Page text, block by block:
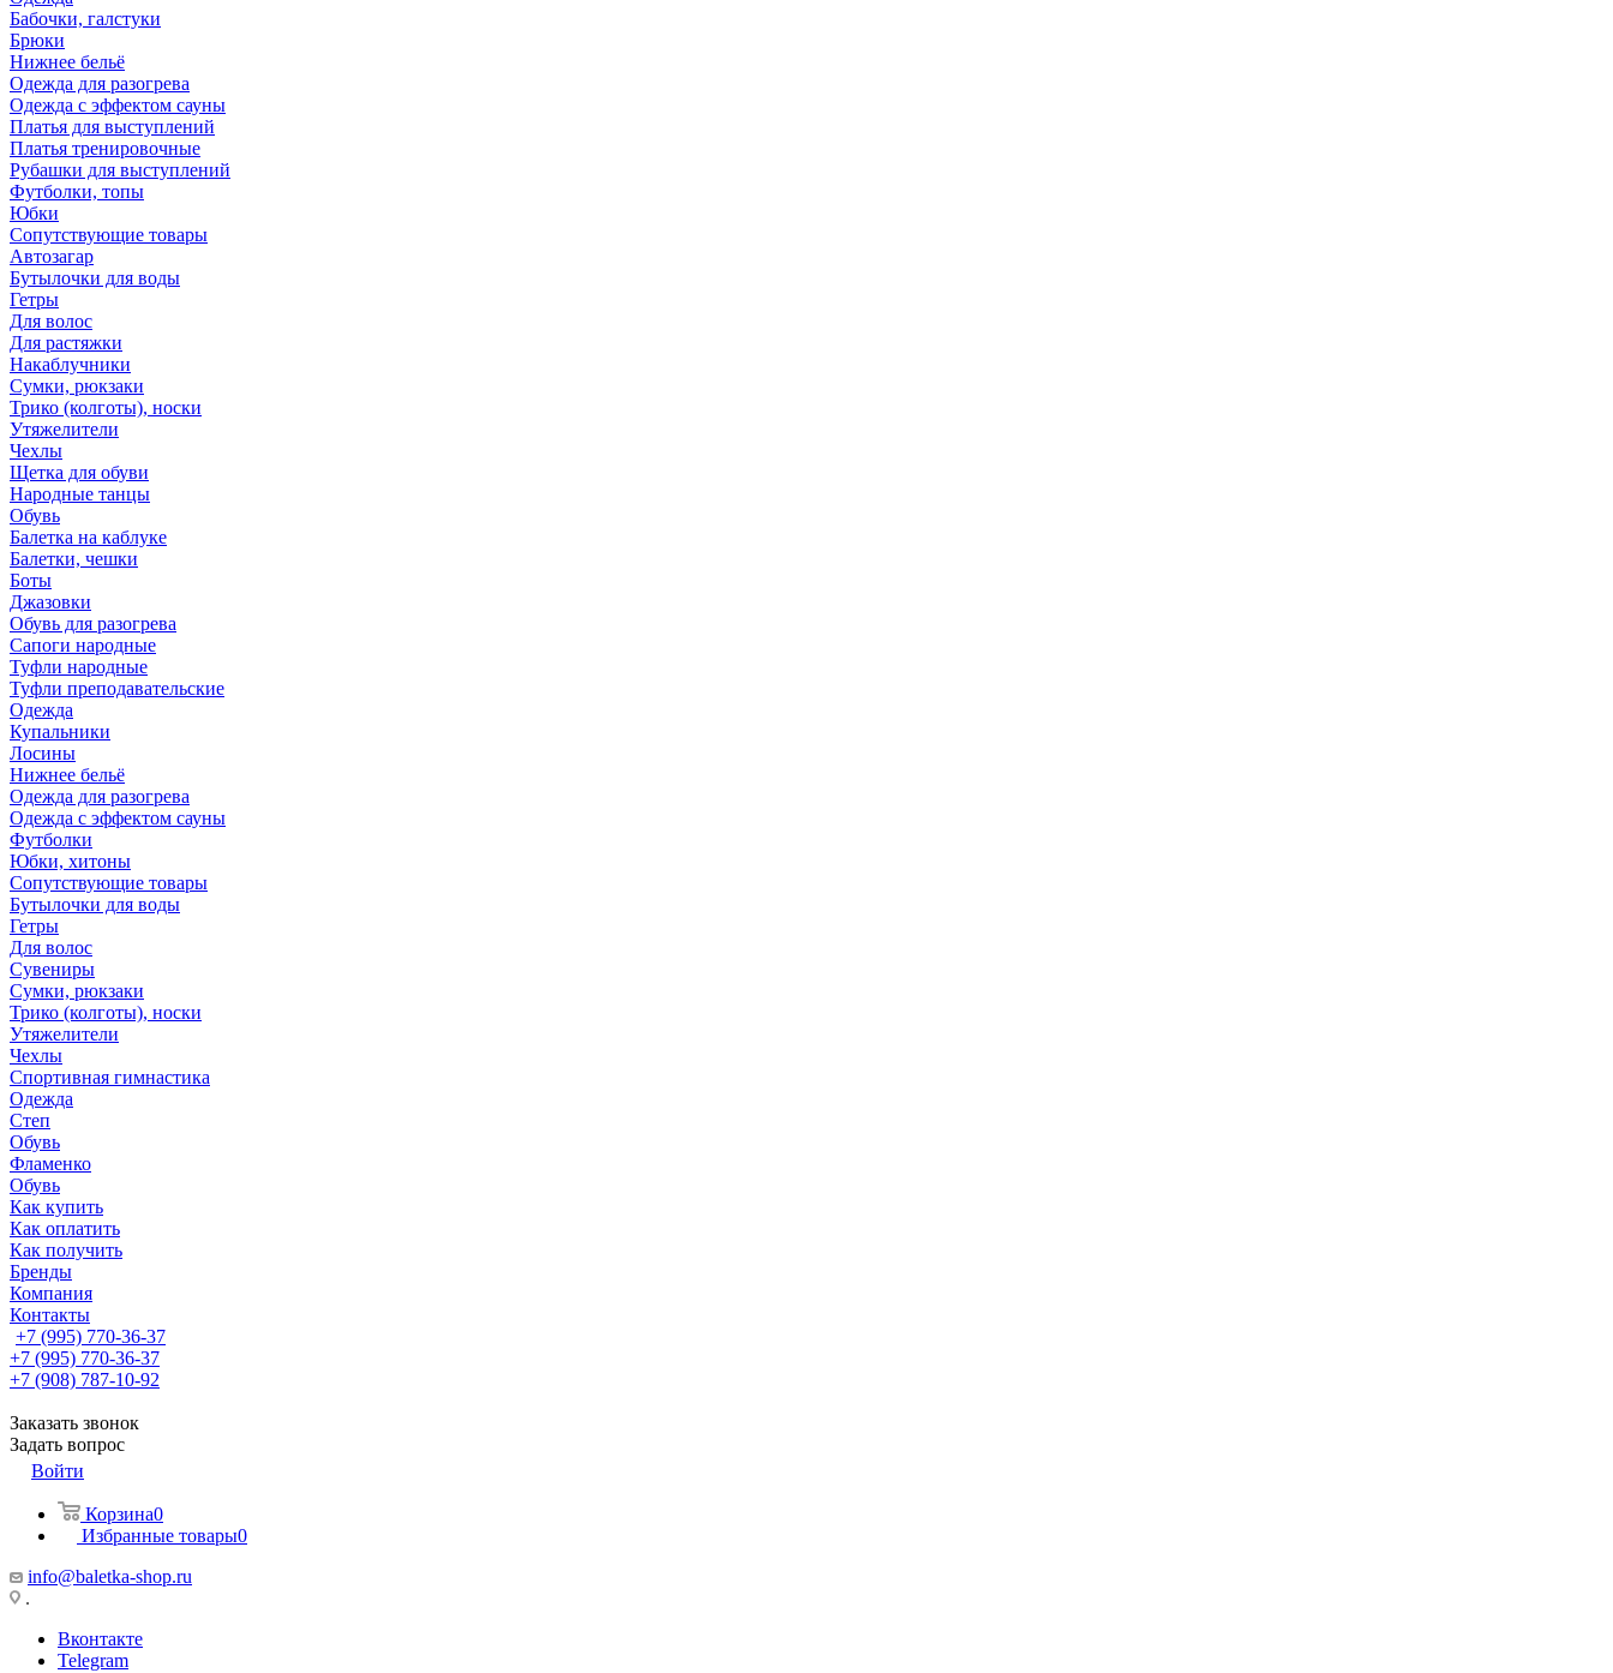
Бабочки, галстуки
Брюки
Нижнее бельё
Одежда для разогрева
Одежда с эффектом сауны
Платья для выступлений
Платья тренировочные
Рубашки для выступлений
Футболки, топы
Юбки
Сопутствующие товары
Автозагар
Бутылочки для воды
Гетры
Для волос
Для растяжки
Накаблучники
Сумки, рюкзаки
Трико (колготы), носки
Утяжелители
Чехлы
Щетка для обуви
Народные танцы
Обувь
Балетка на каблуке
Балетки, чешки
Боты
Джазовки
Обувь для разогрева
Сапоги народные
Туфли народные
Туфли преподавательские
Одежда
Купальники
Лосины
Нижнее бельё
Одежда для разогрева
Одежда с эффектом сауны
Футболки
Юбки, хитоны
Сопутствующие товары
Бутылочки для воды
Гетры
Для волос
Сувениры
Сумки, рюкзаки
Трико (колготы), носки
Утяжелители
Чехлы
Спортивная гимнастика
Одежда
Степ
Обувь
Фламенко
Обувь
Как купить
Как оплатить
Как получить
Бренды
Компания
Контакты
+7 (995) 770-36-37
+7 (995) 770-36-37
+7 (908) 787-10-92
Заказать звонок
Задать вопрос
Войти
Корзина0
Избранные товары0
info@baletka-shop.ru
.
Вконтакте
Telegram